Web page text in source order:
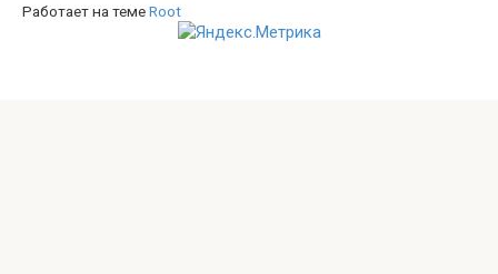
Работает на темеRoot